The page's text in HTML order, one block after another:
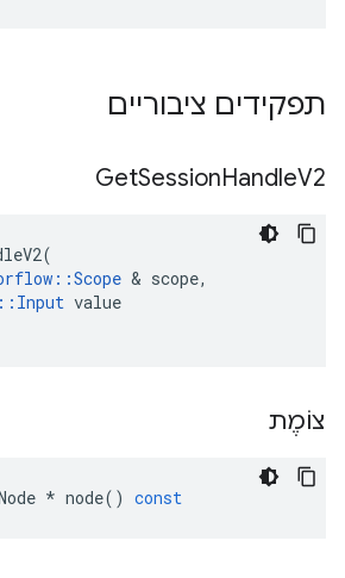
תפקידים ציבוריים
GetSessionHandleV2
(
::Scope & scope,
:: Input value
צוֹמֶת
* node() const